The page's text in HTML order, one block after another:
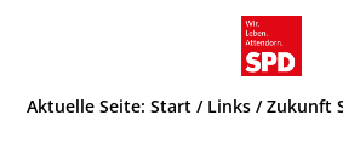
springen
springen
SPD
Leben.
Aktuelle Seite:Start / Links /Zukunft